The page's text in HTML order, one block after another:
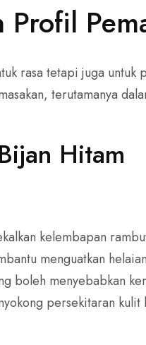
rasa tetapi juga untuk
terutamanya
Hitam
kelembapan
menguatkan
boleh menyebabkan
persekitaran kulit